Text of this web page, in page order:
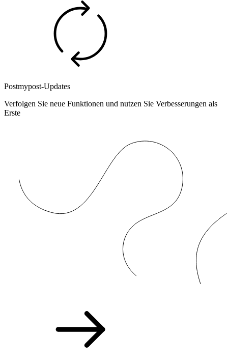
Postmypost-Updates
Verfolgen Sie neue Funktionen und nutzen Sie Verbesserungen als
Erste